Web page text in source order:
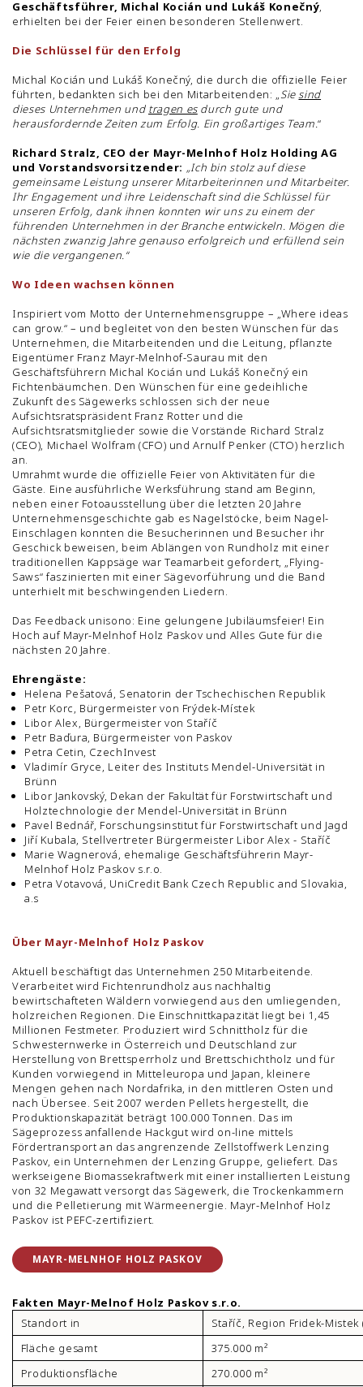
Geschäftsführer, Michal Kocián und Lukáš Konečný,
erhielten bei der Feier einen besonderen Stellenwert.
Die Schlüssel für den Erfolg
Michal Kocián und Lukáš Konečný, die durch die offizielle Feier
führten, bedankten sich bei den Mitarbeitenden: „Siesind
dieses Unternehmen und tragen esdurch gute und
herausfordernde Zeiten zum Erfolg. Ein großartiges Team.“
Richard Stralz, CEO der Mayr-Melnhof Holz Holding AG
und Vorstandsvorsitzender: „Ich bin stolz auf diese
gemeinsame Leistung unserer Mitarbeiterinnen und Mitarbeiter.
Ihr Engagement und ihre Leidenschaft sind die Schlüssel für
unseren Erfolg, dank ihnen konnten wir uns zu einem der
führenden Unternehmen in der Branche entwickeln. Mögen die
nächsten zwanzig Jahre genauso erfolgreich und erfüllend sein
wie die vergangenen.“
Wo Ideen wachsen können
Inspiriert vom Motto der Unternehmensgruppe – „Where ideas
can grow.“ – und begleitet von den besten Wünschen für das
Unternehmen, die Mitarbeitenden und die Leitung, pflanzte
Eigentümer Franz Mayr-Melnhof-Saurau mit den
Geschäftsführern Michal Kocián und Lukáš Konečný ein
Fichtenbäumchen. Den Wünschen für eine gedeihliche
Zukunft des Sägewerks schlossen sich der neue
Aufsichtsratspräsident Franz Rotter und die
Aufsichtsratsmitglieder sowie die Vorstände Richard Stralz
(CEO), Michael Wolfram (CFO) und Arnulf Penker (CTO) herzlich
an.
Umrahmt wurde die offizielle Feier von Aktivitäten für die
Gäste. Eine ausführliche Werksführung stand am Beginn,
neben einer Fotoausstellung über die letzten 20 Jahre
Unternehmensgeschichte gab es Nagelstöcke, beim Nagel-
Einschlagen konnten die Besucherinnen und Besucher ihr
Geschick beweisen, beim Ablängen von Rundholz mit einer
traditionellen Kappsäge war Teamarbeit gefordert, „Flying-
Saws“ faszinierten mit einer Sägevorführung und die Band
unterhielt mit beschwingenden Liedern.
Das Feedback unisono: Eine gelungene Jubiläumsfeier! Ein
Hoch auf Mayr-Melnhof Holz Paskov und Alles Gute für die
nächsten 20 Jahre.
Ehrengäste:
Helena Pešatová, Senatorin der Tschechischen Republik
Petr Korc, Bürgermeister von Frýdek-Místek
Libor Alex, Bürgermeister von Staříč
Petr Baďura, Bürgermeister von Paskov
Petra Cetin, CzechInvest
Vladimír Gryce, Leiter des Instituts Mendel-Universität in
Brünn
Libor Jankovský, Dekan der Fakultät für Forstwirtschaft und
Holztechnologie der Mendel-Universität in Brünn
Pavel Bednář, Forschungsinstitut für Forstwirtschaft und Jagd
Jiří Kubala, Stellvertreter Bürgermeister Libor Alex - Staříč
Marie Wagnerová, ehemalige Geschäftsführerin Mayr-
Melnhof Holz Paskov s.r.o.
Petra Votavová, UniCredit Bank Czech Republic and Slovakia,
a.s
Über Mayr-Melnhof Holz Paskov
Aktuell beschäftigt das Unternehmen 250 Mitarbeitende.
Verarbeitet wird Fichtenrundholz aus nachhaltig
bewirtschafteten Wäldern vorwiegend aus den umliegenden,
holzreichen Regionen. Die Einschnittkapazität liegt bei 1,45
Millionen Festmeter. Produziert wird Schnittholz für die
Schwesternwerke in Österreich und Deutschland zur
Herstellung von Brettsperrholz und Brettschichtholz und für
Kunden vorwiegend in Mitteleuropa und Japan, kleinere
Mengen gehen nach Nordafrika, in den mittleren Osten und
nach Übersee. Seit 2007 werden Pellets hergestellt, die
Produktionskapazität beträgt 100.000 Tonnen. Das im
Sägeprozess anfallende Hackgut wird on-line mittels
Fördertransport an das angrenzende Zellstoffwerk Lenzing
Paskov, ein Unternehmen der Lenzing Gruppe, geliefert. Das
werkseigene Biomassekraftwerk mit einer installierten Leistung
von 32 Megawatt versorgt das Sägewerk, die Trockenkammern
und die Pelletierung mit Wärmeenergie. Mayr-Melnhof Holz
Paskov ist PEFC-zertifiziert.
MAYR-MELNHOF HOLZ PASKOV
Fakten Mayr-Melnof Holz Paskov s.r.o.
Standort in
Staříč, Region Fridek-
Fläche gesamt
375.000 m²
Produktionsfläche
270.000 m²